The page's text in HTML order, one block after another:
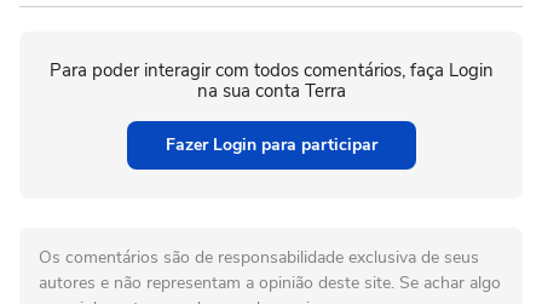
Para poder interagir com todos comentários, faça Login
na sua conta Terra
Fazer Login para participar
Os comentários são de responsabilidade exclusiva de seus
autores e não representam a opinião deste site. Se achar algo